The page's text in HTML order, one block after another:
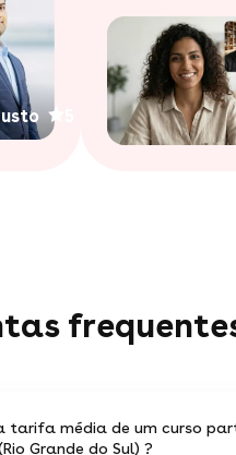
tarifa média de um curso
Grande do Sul) ?